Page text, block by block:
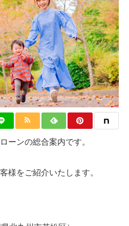
ーンの総合案内です。
様をご紹介いたします。